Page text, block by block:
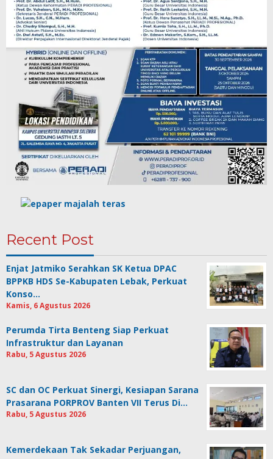
Recent Post
Enjat Jatmiko Serahkan SK Ketua DPAC
BPPKB HDS Se-Kabupaten Lebak, Perkuat
Konso…
Kamis, 6 Agustus 2026
Perumda Tirta Benteng Siap Perkuat
Infrastruktur dan Layanan
Rabu, 5 Agustus 2026
SC dan OC Perkuat Sinergi, Kesiapan Sarana
Prasarana PORPROV Banten VII Terus Di…
Rabu, 5 Agustus 2026
Kemerdekaan Tak Sekadar Perjuangan,